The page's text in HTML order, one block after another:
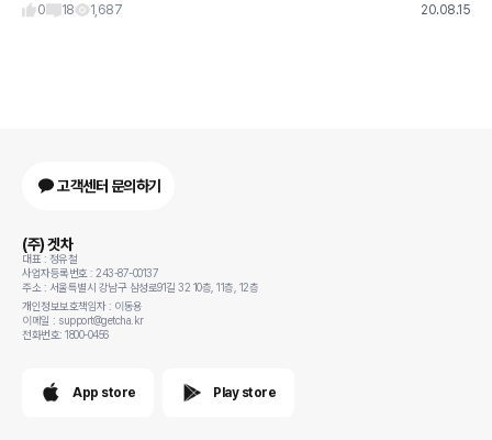
0
18 1,687 20.08.15
고객센터 문의하기
(주) 겟차
대표 : 정유철
사업자등록번호 : 243-87-00137
주소 : 서울특별시 강남구 삼성로91길 32 10층, 11층, 12층
개인정보보호책임자 : 이동용
이메일 : support@getcha.kr
전화번호: 1800-0456
App store Play store